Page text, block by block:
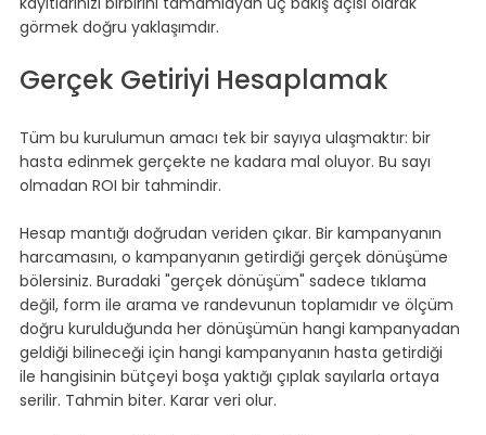
görmek doğru yaklaşımdır.
Gerçek Getiriyi Hesaplamak
Tüm bu kurulumun amacı tek bir sayıya ulaşmaktır: bir
hasta edinmek gerçekte ne kadara mal oluyor. Bu sayı
olmadan ROI bir tahmindir.
Hesap mantığı doğrudan veriden çıkar. Bir kampanyanın
harcamasını, o kampanyanın getirdiği gerçek dönüşüme
bölersiniz. Buradaki "gerçek dönüşüm" sadece tıklama
değil, form ile arama ve randevunun toplamıdır ve ölçüm
doğru kurulduğunda her dönüşümün hangi kampanyadan
geldiği bilineceği için hangi kampanyanın hasta getirdiği
ile hangisinin bütçeyi boşa yaktığı çıplak sayılarla ortaya
serilir. Tahmin biter. Karar veri olur.